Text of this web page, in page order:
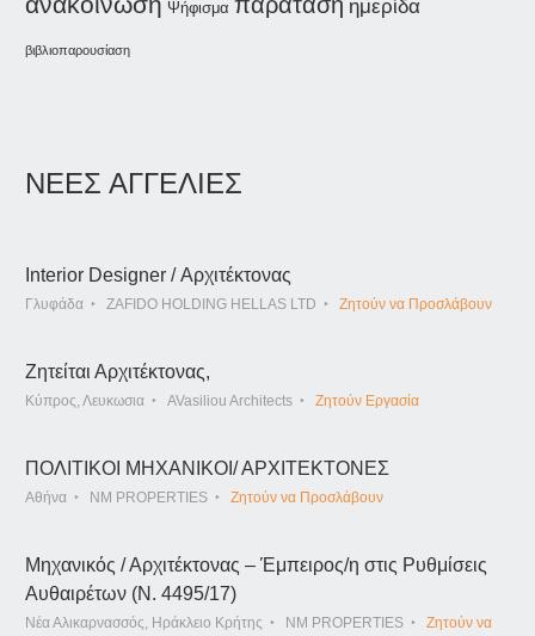
Ψήφισμα ημερίδα
βιβλιοπαρουσίαση
ΝΕΕΣ ΑΓΓΕΛΙΕΣ
Interior Designer / Αρχιτέκτονας
Γλυφάδα ZAFIDO HOLDING HELLAS LTD Ζητούν να Προσλάβουν
Ζητείται Αρχιτέκτονας,
Κύπρος, Λευκωσια AVasiliou Architects Ζητούν Εργασία
ΠΟΛΙΤΙΚΟΙ ΜΗΧΑΝΙΚΟΙ/ ΑΡΧΙΤΕΚΤΟΝΕΣ
Αθήνα NM PROPERTIES Ζητούν να Προσλάβουν
Μηχανικός / Αρχιτέκτονας – Έμπειρος/η στις Ρυθμίσεις
Αυθαιρέτων (Ν. 4495/17)
Νέα Αλικαρνασσός, Ηράκλειο Κρήτης NM PROPERTIES Ζητούν να